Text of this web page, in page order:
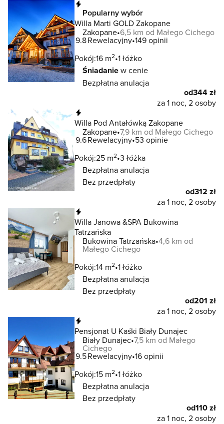
Popularny wybór
Willa Marti GOLD Zakopane
Zakopane 6,5 km od Małego Cichego
9.8Rewelacyjny 149 opinii
Pokój:16 m2 1 łóżko
Śniadaniew cenie
Bezpłatna anulacja
od344 zł
za 1 noc, 2 osoby
Willa Pod Antałówką Zakopane
Zakopane 7,9 km od Małego Cichego
9.6Rewelacyjny 53 opinie
Pokój:25 m2 3 łóżka
Bezpłatna anulacja
Bez przedpłaty
od312 zł
za 1 noc, 2 osoby
Willa Janowa &SPA Bukowina
Tatrzańska
Bukowina Tatrzańska 4,6 km od
Małego Cichego
Pokój:14 m2 1 łóżko
Bezpłatna anulacja
Bez przedpłaty
od201 zł
za 1 noc, 2 osoby
Pensjonat U Kaśki Biały Dunajec
Biały Dunajec 7,5 km od Małego
Cichego
9.5Rewelacyjny 16 opinii
Pokój:15 m2 1 łóżko
Bezpłatna anulacja
Bez przedpłaty
od110 zł
za 1 noc, 2 osoby